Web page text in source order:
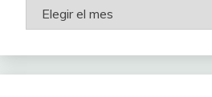
Archivos